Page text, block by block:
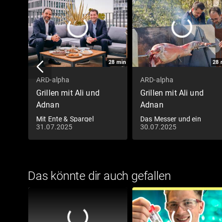
28 min
ARD-alpha
Grillen mit Ali und
Adnan
Mit Ente & Spargel
hochhinaus
31.07.2025
28
ARD-alpha
Grillen mit Ali und
Adnan
Das Messer und ein
ganzes Lamm
30.07.2025
Das könnte dir auch gefallen